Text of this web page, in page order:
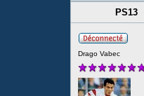
PS13
Drago Vabec